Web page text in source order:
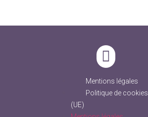
Mentions légales
Politique de cookies
(UE)